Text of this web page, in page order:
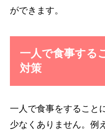
ができます。
一人で食事する
対策
一人で食事をすること
少なくありません。例